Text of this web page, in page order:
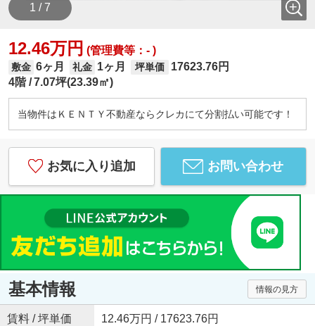
1 / 7
12.46万円 (管理費等：- )
敷金 6ヶ月 礼金 1ヶ月 坪単価
17623.76円
4階 7.07坪(23.39㎡)
当物件はＫＥＮＴＹ不動産ならクレカにて分割払い可能です！
お気に入り追加 お問い合わせ
基本情報 情報の見方
賃料 / 坪単価 12.46万円 / 17623.76円